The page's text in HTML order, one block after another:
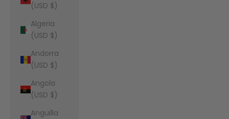
(USD $)
Algeria
(USD $)
Andorra
(USD $)
Angola
(USD $)
Anguilla